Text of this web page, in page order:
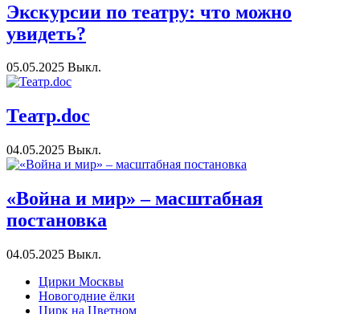
Экскурсии по театру: что можно
увидеть?
05.05.2025 Выкл.
Театр.doc
04.05.2025 Выкл.
«Война и мир» – масштабная
постановка
04.05.2025 Выкл.
Цирки Москвы
Новогодние ёлки
Цирк на Цветном